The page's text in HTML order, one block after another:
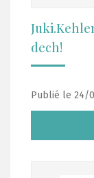
dech!
Publié le 24/